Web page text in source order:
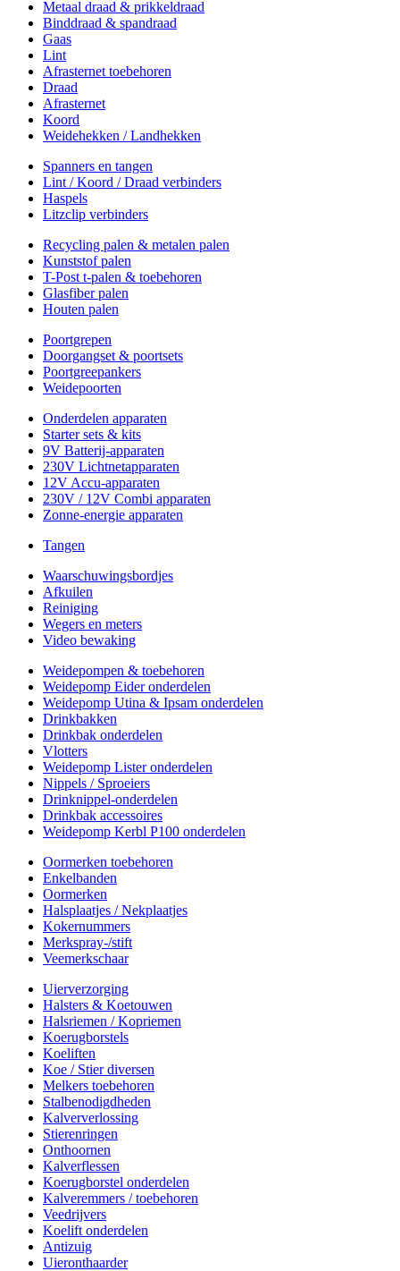
Metaal draad & prikkeldraad
Binddraad & spandraad
Gaas
Lint
Afrasternet toebehoren
Draad
Afrasternet
Koord
Weidehekken / Landhekken
Spanners en tangen
Lint / Koord / Draad verbinders
Haspels
Litzclip verbinders
Recycling palen & metalen palen
Kunststof palen
T-Post t-palen & toebehoren
Glasfiber palen
Houten palen
Poortgrepen
Doorgangset & poortsets
Poortgreepankers
Weidepoorten
Onderdelen apparaten
Starter sets & kits
9V Batterij-apparaten
230V Lichtnetapparaten
12V Accu-apparaten
230V / 12V Combi apparaten
Zonne-energie apparaten
Tangen
Waarschuwingsbordjes
Afkuilen
Reiniging
Wegers en meters
Video bewaking
Weidepompen & toebehoren
Weidepomp Eider onderdelen
Weidepomp Utina & Ipsam onderdelen
Drinkbakken
Drinkbak onderdelen
Vlotters
Weidepomp Lister onderdelen
Nippels / Sproeiers
Drinknippel-onderdelen
Drinkbak accessoires
Weidepomp Kerbl P100 onderdelen
Oormerken toebehoren
Enkelbanden
Oormerken
Halsplaatjes / Nekplaatjes
Kokernummers
Merkspray-/stift
Veemerkschaar
Uierverzorging
Halsters & Koetouwen
Halsriemen / Kopriemen
Koerugborstels
Koeliften
Koe / Stier diversen
Melkers toebehoren
Stalbenodigdheden
Kalververlossing
Stierenringen
Onthoornen
Kalverflessen
Koerugborstel onderdelen
Kalveremmers / toebehoren
Veedrijvers
Koelift onderdelen
Antizuig
Uieronthaarder